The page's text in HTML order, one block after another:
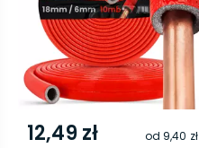
12,49 zł od 9,40 zł